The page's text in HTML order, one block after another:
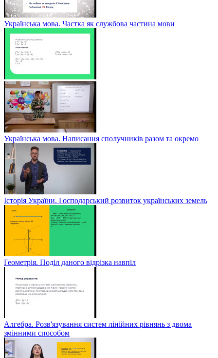
Українська мова. Частка як службова частина мови
Українська мова. Написання сполучників разом та окремо
Історія України. Господарський розвиток українських земель
Геометрія. Поділ даного відрізка навпіл
Алгебра. Розв'язування систем лінійних рівнянь з двома
змінними способом